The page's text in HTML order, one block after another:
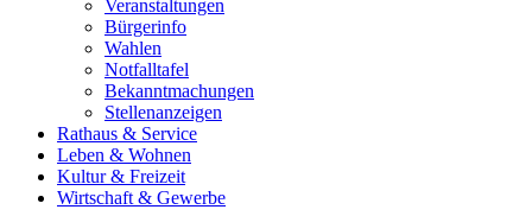
Veranstaltungen
Bürgerinfo
Wahlen
Notfalltafel
Bekanntmachungen
Stellenanzeigen
Rathaus & Service
Leben & Wohnen
Kultur & Freizeit
Wirtschaft & Gewerbe